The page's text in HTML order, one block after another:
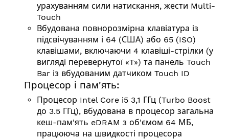
урахуванням сили натискання, жести Multi-
Touch
Вбудована повнорозмірна клавіатура із
підсвічуванням і 64 (США) або 65 (ISO)
клавішами, включаючи 4 клавіші-стрілки (у
вигляді перевернутої «T») та панель Touch
Bar із вбудованим датчиком Touch ID
Процесор і пам'ять:
Процесор Intel Core i5 3,1 ГГц (Turbo Boost
до 3.5 ГГц), вбудована в процесор загальна
кеш-пам'ять eDRAM з об'ємом 64 МБ,
працююча на швидкості процесора